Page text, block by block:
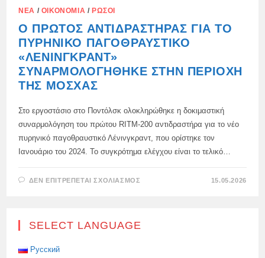
ΝΈΑ / ΟΙΚΟΝΟΜΊΑ / ΡΏΣΟΙ
Ο ΠΡΏΤΟΣ ΑΝΤΙΔΡΑΣΤΉΡΑΣ ΓΙΑ ΤΟ
ΠΥΡΗΝΙΚΌ ΠΑΓΟΘΡΑΥΣΤΙΚΌ
«ΛΈΝΙΝΓΚΡΑΝΤ»
ΣΥΝΑΡΜΟΛΟΓΉΘΗΚΕ ΣΤΗΝ ΠΕΡΙΟΧΉ
ΤΗΣ ΜΌΣΧΑΣ
Στο εργοστάσιο στο Ποντόλσκ ολοκληρώθηκε η δοκιμαστική
συναρμολόγηση του πρώτου RITM-200 αντιδραστήρα για το νέο
πυρηνικό παγοθραυστικό Λένινγκραντ, που ορίστηκε τον
Ιανουάριο του 2024. Το συγκρότημα ελέγχου είναι το τελικό…
ΔΕΝ ΕΠΙΤΡΈΠΕΤΑΙ ΣΧΟΛΙΑΣΜΌΣ
ΠΥΡΗΝΙΚΌ
15.05.2026
SELECT LANGUAGE
Русский